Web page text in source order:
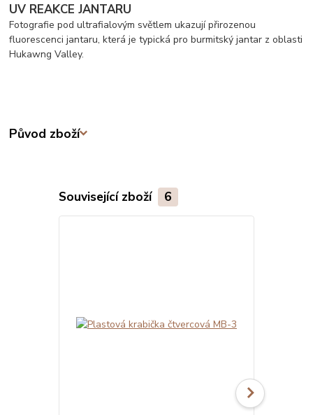
UV REAKCE JANTARU
Fotografie pod ultrafialovým světlem ukazují přirozenou
fluorescenci jantaru, která je typická pro burmitský jantar z oblasti
Hukawng Valley.
Původ zboží
Související zboží 6